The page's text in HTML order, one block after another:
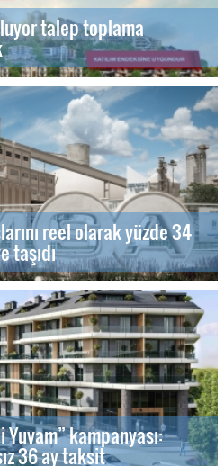
talep toplama
reel olarak yüzde 34
taşıdı
kampanyası:
36 ay taksit